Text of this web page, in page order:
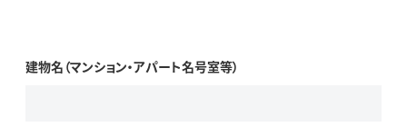
建物名（マンション・アパート名号室等）